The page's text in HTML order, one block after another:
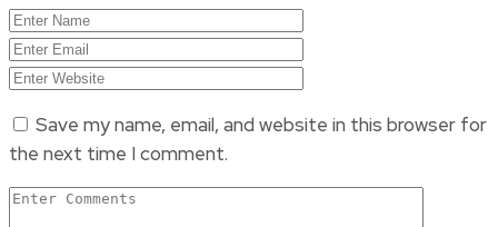
Save my name, email, and website in this browser for
the next time I comment.